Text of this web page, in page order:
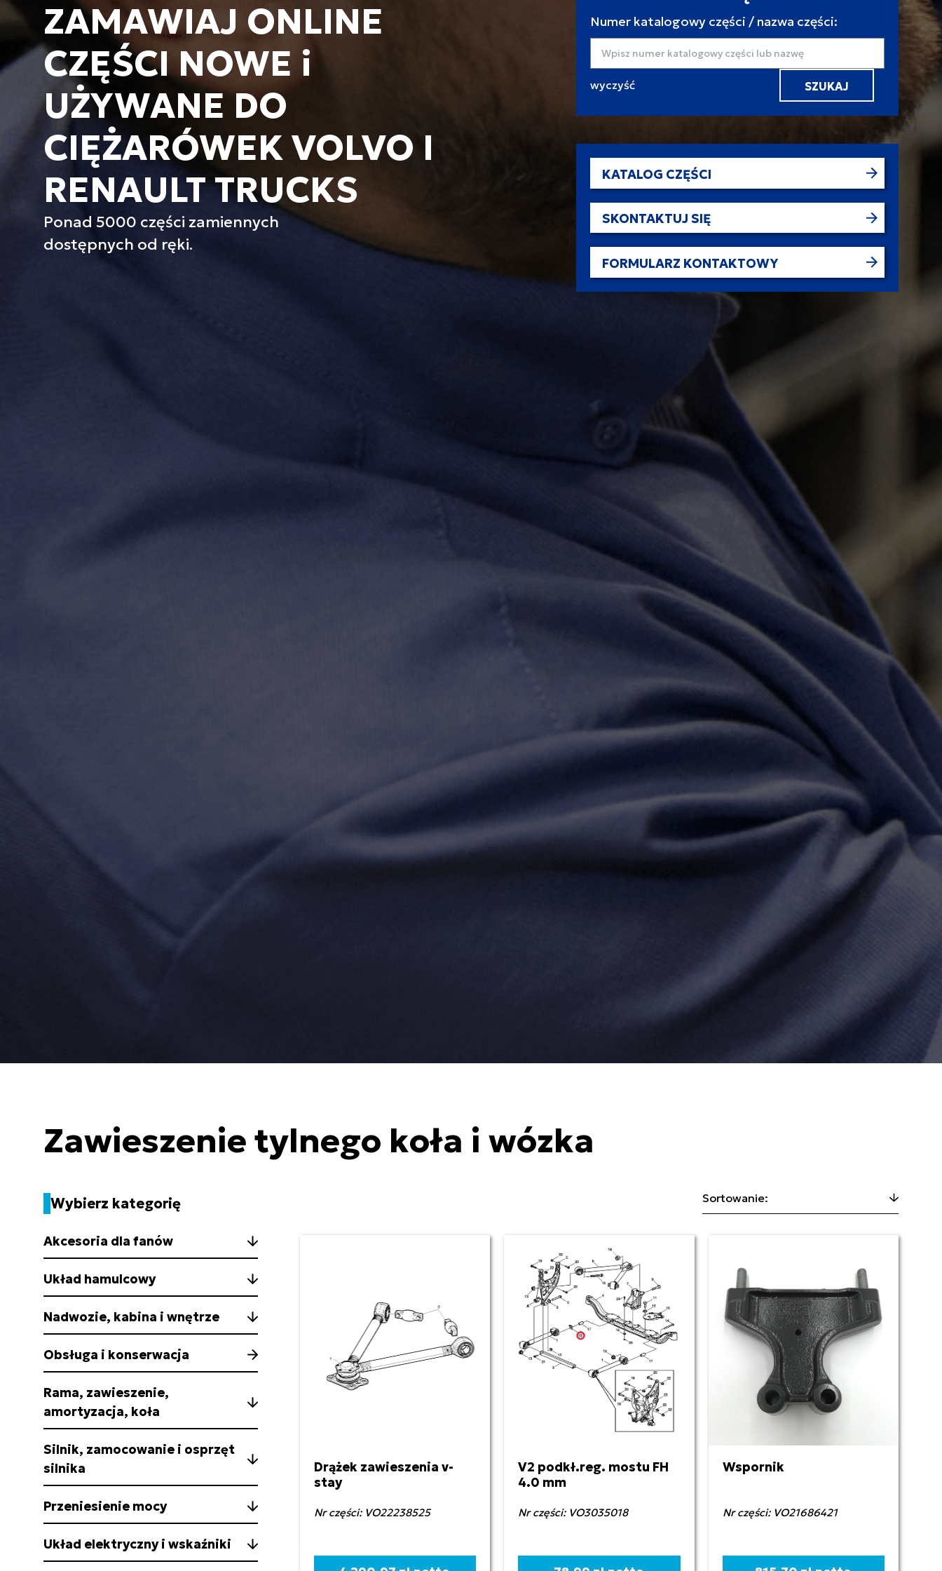
ZAMAWIAJ ONLINE
CZĘŚCI NOWE i
UŻYWANE DO
CIĘŻARÓWEK VOLVO I
RENAULT TRUCKS
Ponad 5000 części zamiennych
dostępnych od ręki.
Numer katalogowy części / nazwa części:
Wyszukaj
KATALOG CZĘŚCI
SKONTAKTUJ SIĘ
FORMULARZ KONTAKTOWY
Zawieszenie tylnego koła i wózka
Wybierz kategorię
Akcesoria dla fanów
Układ hamulcowy
Nadwozie, kabina i wnętrze
Obsługa i konserwacja
Rama, zawieszenie,
amortyzacja, koła
Silnik, zamocowanie i osprzęt
silnika
Przeniesienie mocy
Układ elektryczny i wskaźniki
Drążek zawieszenia v-
stay
Nr części: VO22238525
V2 podkł.reg. mostu FH
4.0 mm
Nr części: VO3035018
Wspornik
Nr części: VO21686421